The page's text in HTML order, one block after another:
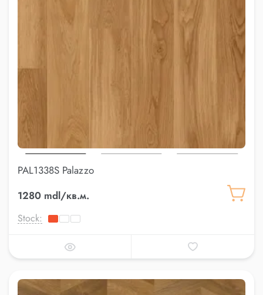
PAL1338S Palazzo
1280 mdl/кв.м.
Stock: